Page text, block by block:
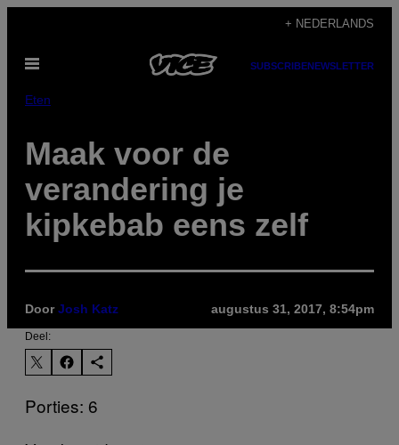
de
inhoud
+ NEDERLANDS
Open
SUBSCRIBENEWSLETTER
Eten
Maak voor de
verandering je
kipkebab eens zelf
DoorJosh Katz augustus 31, 2017, 8:54pm
Deel:
Porties: 6